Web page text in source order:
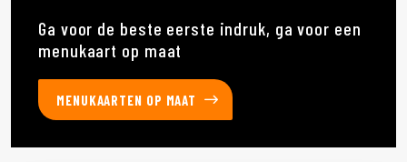
Ga voor de beste eerste indruk, ga voor een
menukaart op maat
MENUKAARTEN OP MAAT